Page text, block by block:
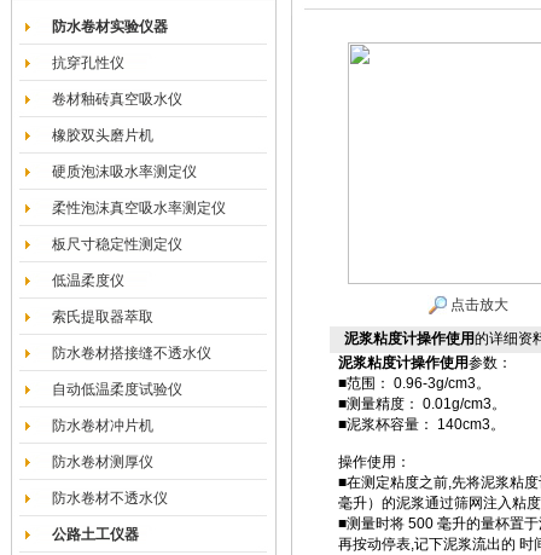
防水卷材实验仪器
抗穿孔性仪
卷材釉砖真空吸水仪
橡胶双头磨片机
硬质泡沫吸水率测定仪
柔性泡沫真空吸水率测定仪
板尺寸稳定性测定仪
低温柔度仪
索氏提取器萃取
防水卷材搭接缝不透水仪
自动低温柔度试验仪
防水卷材冲片机
防水卷材测厚仪
防水卷材不透水仪
公路土工仪器
点击放大
泥浆粘度计操作使用的详细资
泥浆粘度计操作使用参数：
■范围： 0.96-3g/cm3。
■测量精度： 0.01g/cm3。
■泥浆杯容量： 140cm3。
操作使用：
■在测定粘度之前,先将泥浆粘
毫升）的泥浆通过筛网注入粘
■测量时将 500 毫升的量杯置
再按动停表,记下泥浆流出的 时